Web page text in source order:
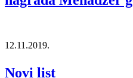
12.11.2019.
Novi list